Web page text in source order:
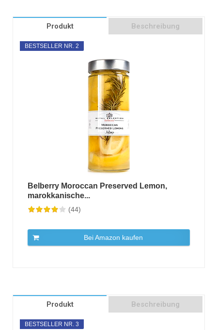
Produkt Beschreibung
BESTSELLER NR. 2
Belberry Moroccan Preserved Lemon,
marokkanische...
(44)
Bei Amazon kaufen
Produkt Beschreibung
BESTSELLER NR. 3